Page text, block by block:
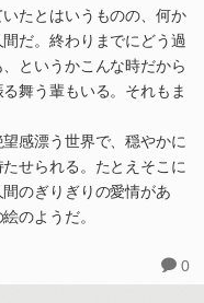
たとはいうものの、何か
だ。終わりまでにどう過
というかこんな時だから
舞う輩もいる。それもま
感漂う世界で、穏やかに
せられる。たとえそこに
のぎりぎりの愛情があ
のようだ。
0